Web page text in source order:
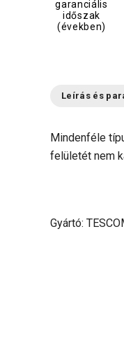
garanciális
időszak
(években)
Leírás és
Mindenféle
felületét nem
Gyártó: